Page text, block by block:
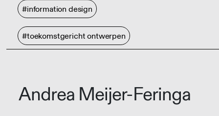
#information design
#toekomstgericht ontwerpen
Andrea Meijer-Feringa